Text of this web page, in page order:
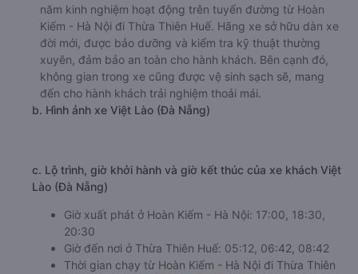
năm kinh nghiệm hoạt động trên tuyến đường từ Hoàn
Kiếm - Hà Nội đi Thừa Thiên Huế. Hãng xe sở hữu dàn xe
đời mới, được bảo dưỡng và kiểm tra kỹ thuật thường
xuyên, đảm bảo an toàn cho hành khách. Bên cạnh đó,
không gian trong xe cũng được vệ sinh sạch sẽ, mang
đến cho hành khách trải nghiệm thoải mái.
b. Hình ảnh xe Việt Lào (Đà Nẵng)
c. Lộ trình, giờ khởi hành và giờ kết thúc của xe khách Việt
Lào (Đà Nẵng)
Giờ xuất phát ở Hoàn Kiếm - Hà Nội: 17:00, 18:30,
20:30
Giờ đến nơi ở Thừa Thiên Huế: 05:12, 06:42, 08:42
Thời gian chạy từ Hoàn Kiếm - Hà Nội đi Thừa Thiên